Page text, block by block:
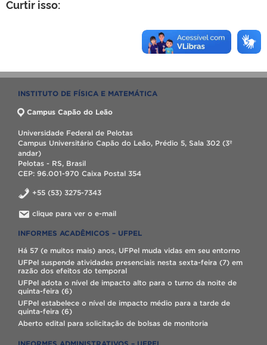
Curtir isso:
INSTITUTO DE FÍSICA E MATEMÁTICA
Campus Capão do Leão
Universidade Federal de Pelotas
Campus Universitário Capão do Leão, Prédio 5, Sala 302 (3º
andar)
Pelotas - RS, Brasil
CEP: 96.001-970 Caixa Postal 354
+55 (53) 3275-7343
clique para ver o e-mail
INFORMES ACADÊMICOS – UFPEL
Há 57 (e muitos mais) anos, UFPel muda vidas em seu entorno
UFPel suspende atividades presenciais nesta sexta-feira (7) em
razão dos efeitos do temporal
UFPel adota o nível de impacto alto para o turno da noite de
quinta-feira (6)
UFPel estabelece o nível de impacto médio para a tarde de
quinta-feira (6)
Aberto edital para solicitação de bolsas de monitoria